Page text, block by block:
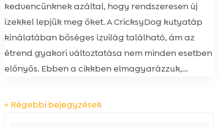
kedvencünknek azáltal, hogy rendszeresen új
ízekkel lepjük meg őket. A CricksyDog kutyatáp
kínálatában bőséges ízvilág található, ám az
étrend gyakori változtatása nem minden esetben
előnyös. Ebben a cikkben elmagyarázzuk,...
« Régebbi bejegyzések